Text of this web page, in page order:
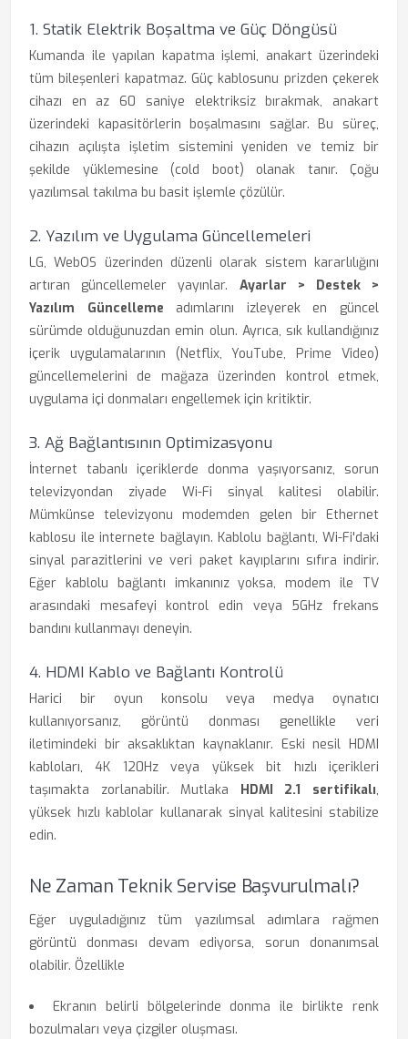
1. Statik Elektrik Boşaltma ve Güç Döngüsü
Kumanda ile yapılan kapatma işlemi, anakart üzerindeki
tüm bileşenleri kapatmaz. Güç kablosunu prizden çekerek
cihazı en az 60 saniye elektriksiz bırakmak, anakart
üzerindeki kapasitörlerin boşalmasını sağlar. Bu süreç,
cihazın açılışta işletim sistemini yeniden ve temiz bir
şekilde yüklemesine (cold boot) olanak tanır. Çoğu
yazılımsal takılma bu basit işlemle çözülür.
2. Yazılım ve Uygulama Güncellemeleri
LG, WebOS üzerinden düzenli olarak sistem kararlılığını
artıran güncellemeler yayınlar. Ayarlar > Destek >
Yazılım Güncelleme adımlarını izleyerek en güncel
sürümde olduğunuzdan emin olun. Ayrıca, sık kullandığınız
içerik uygulamalarının (Netflix, YouTube, Prime Video)
güncellemelerini de mağaza üzerinden kontrol etmek,
uygulama içi donmaları engellemek için kritiktir.
3. Ağ Bağlantısının Optimizasyonu
İnternet tabanlı içeriklerde donma yaşıyorsanız, sorun
televizyondan ziyade Wi-Fi sinyal kalitesi olabilir.
Mümkünse televizyonu modemden gelen bir Ethernet
kablosu ile internete bağlayın. Kablolu bağlantı, Wi-Fi'daki
sinyal parazitlerini ve veri paket kayıplarını sıfıra indirir.
Eğer kablolu bağlantı imkanınız yoksa, modem ile TV
arasındaki mesafeyi kontrol edin veya 5GHz frekans
bandını kullanmayı deneyin.
4. HDMI Kablo ve Bağlantı Kontrolü
Harici bir oyun konsolu veya medya oynatıcı
kullanıyorsanız, görüntü donması genellikle veri
iletimindeki bir aksaklıktan kaynaklanır. Eski nesil HDMI
kabloları, 4K 120Hz veya yüksek bit hızlı içerikleri
taşımakta zorlanabilir. Mutlaka HDMI 2.1 sertifikalı,
yüksek hızlı kablolar kullanarak sinyal kalitesini stabilize
edin.
Ne Zaman Teknik Servise Başvurulmalı?
Eğer uyguladığınız tüm yazılımsal adımlara rağmen
görüntü donması devam ediyorsa, sorun donanımsal
olabilir. Özellikle
Ekranın belirli bölgelerinde donma ile birlikte renk
bozulmaları veya çizgiler oluşması.